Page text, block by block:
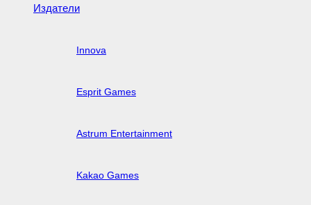
Издатели
Innova
Esprit Games
Astrum Entertainment
Kakao Games